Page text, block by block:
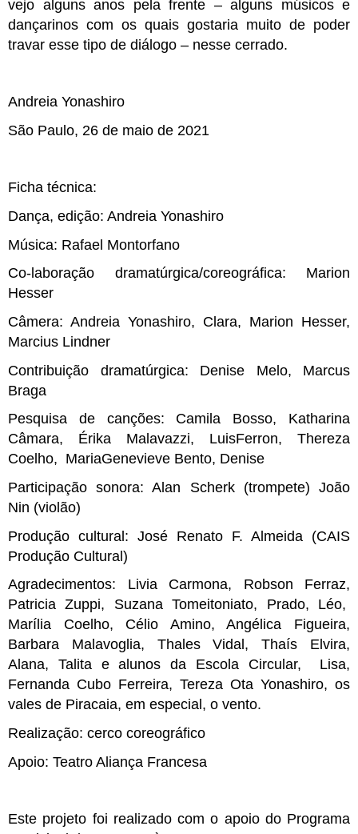
vejo alguns anos pela frente – alguns músicos e
dançarinos com os quais gostaria muito de poder
travar esse tipo de diálogo – nesse cerrado.
Andreia Yonashiro
São Paulo, 26 de maio de 2021
Ficha técnica:
Dança, edição: Andreia Yonashiro
Música: Rafael Montorfano
Co-laboração dramatúrgica/coreográfica: Marion
Hesser
Câmera: Andreia Yonashiro, Clara, Marion Hesser,
Marcius Lindner
Contribuição dramatúrgica: Denise Melo, Marcus
Braga
Pesquisa de canções: Camila Bosso, Katharina
Câmara, Érika Malavazzi, LuisFerron, Thereza
Coelho,  MariaGenevieve Bento, Denise
Participação sonora: Alan Scherk (trompete) João
Nin (violão)
Produção cultural: José Renato F. Almeida (CAIS
Produção Cultural)
Agradecimentos: Livia Carmona, Robson Ferraz,
Patricia Zuppi, Suzana Tomeitoniato, Prado, Léo,
Marília Coelho, Célio Amino, Angélica Figueira,
Barbara Malavoglia, Thales Vidal, Thaís Elvira,
Alana, Talita e alunos da Escola Circular,  Lisa,
Fernanda Cubo Ferreira, Tereza Ota Yonashiro, os
vales de Piracaia, em especial, o vento.
Realização: cerco coreográfico
Apoio: Teatro Aliança Francesa
Este projeto foi realizado com o apoio do Programa